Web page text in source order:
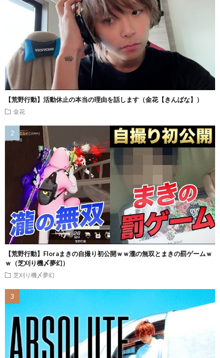
【荒野行動】活動休止の本当の理由を話します（金花【きんばな】）
金花
【荒野行動】Floraまきの自撮り初公開ｗｗ瀧の無双とまきの罰ゲームｗ
ｗ（芝刈り機〆夢幻）
芝刈り機〆夢幻